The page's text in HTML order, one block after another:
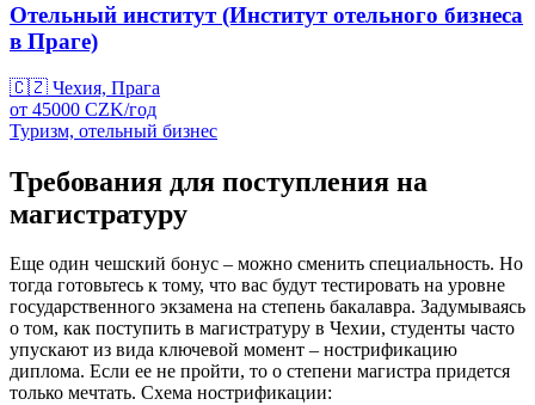
Отельный институт (Институт отельного бизнеса
в Праге)
🇨🇿 Чехия, Прага
от 45000 CZK/год
Туризм, отельный бизнес
Требования для поступления на
магистратуру
Еще один чешский бонус – можно сменить специальность. Но
тогда готовьтесь к тому, что вас будут тестировать на уровне
государственного экзамена на степень бакалавра. Задумываясь
о том, как поступить в магистратуру в Чехии, студенты часто
упускают из вида ключевой момент – нострификацию
диплома. Если ее не пройти, то о степени магистра придется
только мечтать. Схема нострификации: